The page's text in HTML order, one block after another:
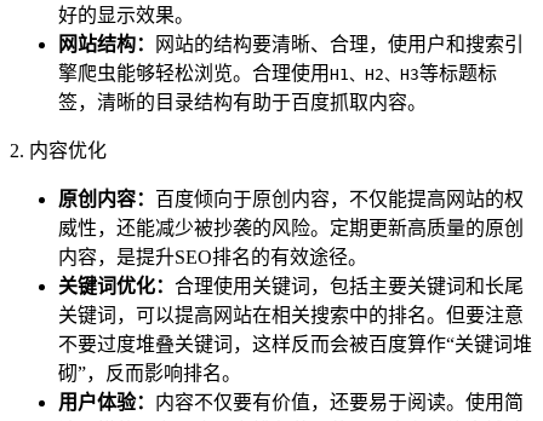
好的显示效果。
网站结构：
网站的结构要清晰、合理，使用户和搜索引
擎爬虫能够轻松浏览。合理使用 H1、H2、H3等标题标
签，清晰的目录结构有助于百度抓取内容。
2. 内容优化
原创内容： 百度倾向于原创内容，不仅能提高网站的权
威性，还能减少被抄袭的风险。定期更新高质量的原创
内容，是提升SEO排名的有效途径。
关键词优化： 合理使用关键词，包括主要关键词和长尾
关键词，可以提高网站在相关搜索中的排名。但要注意
不要过度堆叠关键词，这样反而会被百度算作“关键词堆
砌”，反而影响排名。
用户体验： 内容不仅要有价值，还要易于阅读。使用简